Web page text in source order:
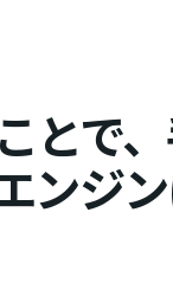
とで
ンジ